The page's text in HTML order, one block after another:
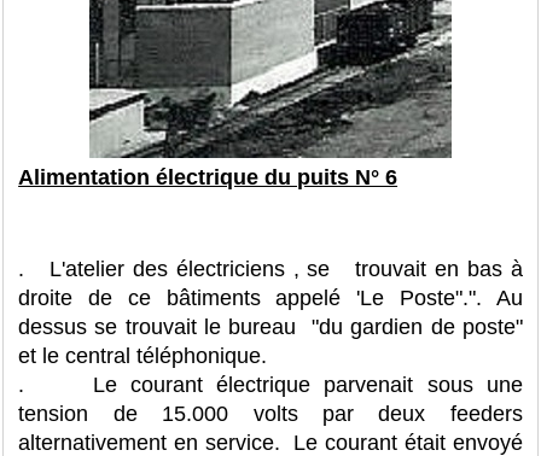
Alimentation électrique du puits N° 6
. L'atelier des électriciens , se trouvait en bas à
droite de ce bâtiments appelé 'Le Poste".". Au
dessus se trouvait le bureau "du gardien de poste"
et le central téléphonique.
. Le courant électrique parvenait sous une
tension de 15.000 volts par deux feeders
alternativement en service. Le courant était envoyé